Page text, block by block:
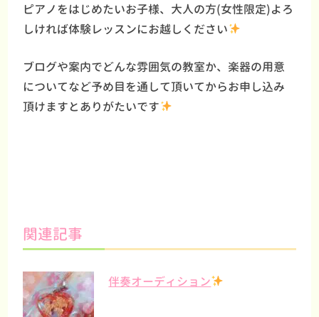
ピアノをはじめたいお子様、大人の方(女性限定)よろ
しければ体験レッスンにお越しください
ブログや案内でどんな雰囲気の教室か、楽器の用意
についてなど予め目を通して頂いてからお申し込み
頂けますとありがたいです
関連記事
伴奏オーディション